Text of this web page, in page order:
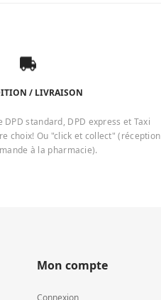
/ LIVRAISON
standard, DPD express et Taxi
choix! Ou "click et collect" (réception
à la pharmacie).
Mon compte
Connexion